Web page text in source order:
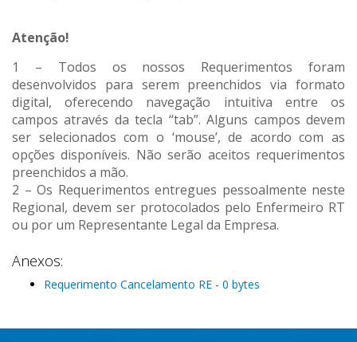
Atenção!
1 – Todos os nossos Requerimentos foram
desenvolvidos para serem preenchidos via formato
digital, oferecendo navegação intuitiva entre os
campos através da tecla “tab”. Alguns campos devem
ser selecionados com o ‘mouse’, de acordo com as
opções disponíveis. Não serão aceitos requerimentos
preenchidos a mão.
2 – Os Requerimentos entregues pessoalmente neste
Regional, devem ser protocolados pelo Enfermeiro RT
ou por um Representante Legal da Empresa.
Anexos:
Requerimento Cancelamento RE - 0 bytes